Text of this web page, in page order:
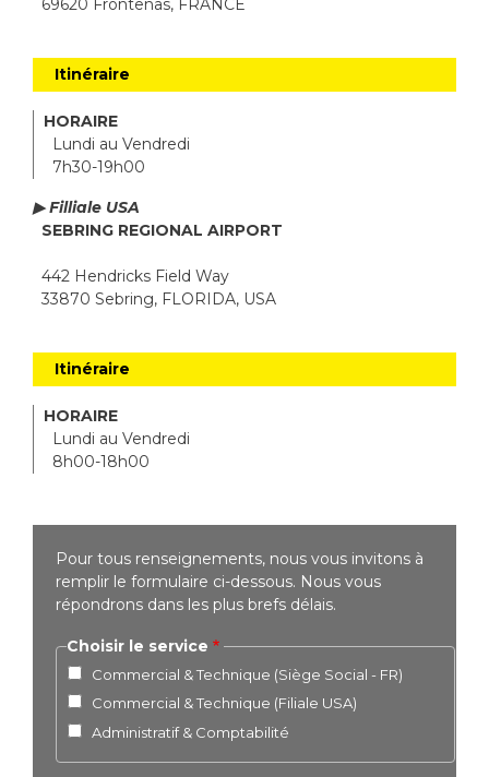
69620 Frontenas, FRANCE
Itinéraire
HORAIRE
Lundi au Vendredi
7h30-19h00
▶ Filliale USA
SEBRING REGIONAL AIRPORT
442 Hendricks Field Way
33870 Sebring, FLORIDA, USA
Itinéraire
HORAIRE
Lundi au Vendredi
8h00-18h00
Pour tous renseignements, nous vous invitons à
remplir le formulaire ci-dessous. Nous vous
répondrons dans les plus brefs délais.
Choisir le service
Commercial & Technique (Siège Social - FR)
Commercial & Technique (Filiale USA)
Administratif & Comptabilité